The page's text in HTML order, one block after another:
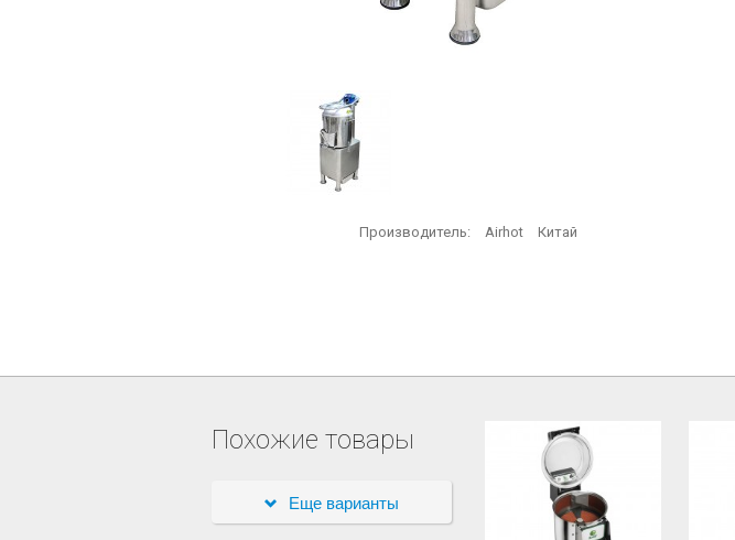
Производитель: Airhot Китай
Похожие товары
Еще варианты